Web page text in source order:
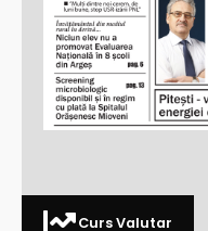
Curs Valutar